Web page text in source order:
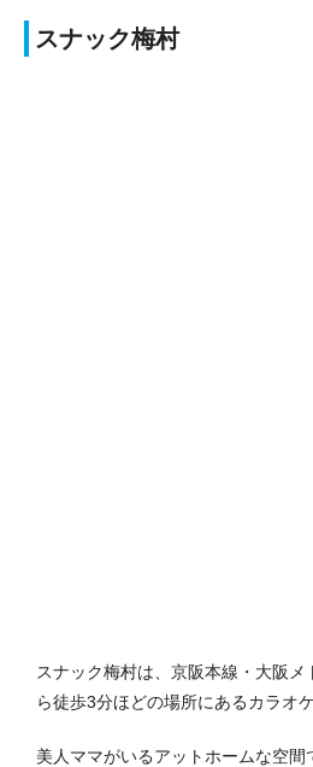
スナック梅村
スナック梅村は、京阪本線・大阪
ら徒歩3分ほどの場所にあるカラオ
美人ママがいるアットホームな空間